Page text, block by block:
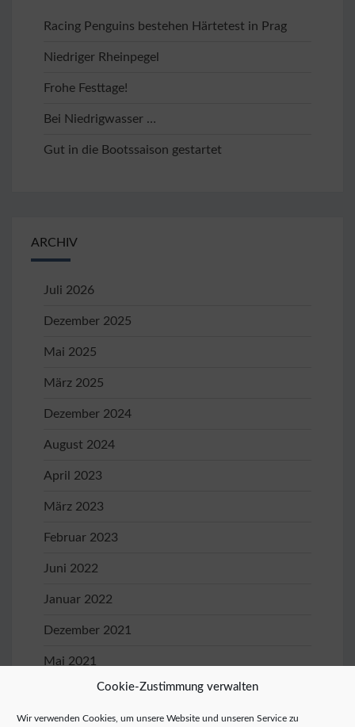
Cookie-Zustimmung verwalten
Wir verwenden Cookies, um unsere Website und unseren Service zu
Racing Penguins bestehen Härtetest in Prag
Niedriger Rheinpegel
Frohe Festtage!
Bei Niedrigwasser …
Gut in die Bootssaison gestartet
ARCHIV
Juli 2026
Dezember 2025
Mai 2025
März 2025
Dezember 2024
August 2024
April 2023
März 2023
Februar 2023
Juni 2022
Januar 2022
Dezember 2021
Mai 2021
April 2021
Januar 2020